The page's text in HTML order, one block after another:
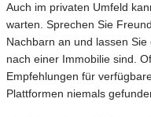
Auch im privaten Umfeld
warten. Sprechen Sie
Nachbarn an und lassen
nach einer Immobilie sind.
Empfehlungen für
Plattformen niemals